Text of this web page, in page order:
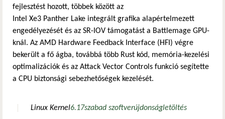
fejlesztést hozott, többek között az
Intel Xe3 Panther Lake integrált grafika alapértelmezett
engedélyezését és az SR-IOV támogatást a Battlemage GPU-
knál. Az AMD Hardware Feedback Interface (HFI) végre
bekerült a fő ágba, továbbá több Rust kód, memória-kezelési
optimalizációk és az Attack Vector Controls funkció segítette
a CPU biztonsági sebezhetőségek kezelését.
Linux Kernel6.17szabad szoftverújdonságletöltés